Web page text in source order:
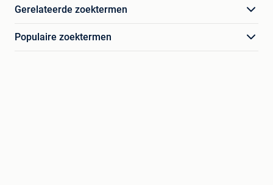
Gerelateerde zoektermen
Populaire zoektermen